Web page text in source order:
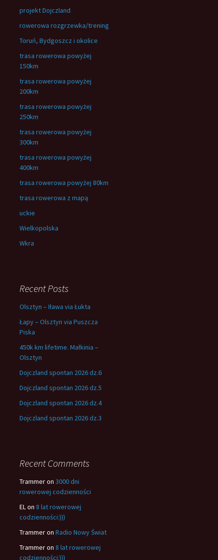
projekt Dojczland
rowerowa rozgrzewka/trening
Toruń, Bydgoszcz i okolice
trasa rowerowa powyżej
150km
trasa rowerowa powyżej
200km
trasa rowerowa powyżej
250km
trasa rowerowa powyżej
300km
trasa rowerowa powyżej
400km
trasa rowerowa powyżej 80km
trasa rowerowa z mapą
uckie
Wielkopolska
Wkra
Recent Posts
Olsztyn – Iława via Łukta
Łapy – Olsztyn via Puszcza
Piska
450k km lifetime. Małkinia –
Olsztyn
Dojczland spontan 2026 dz.6
Dojczland spontan 2026 dz.5
Dojczland spontan 2026 dz.4
Dojczland spontan 2026 dz.3
Recent Comments
Trammeron 3000 dni
rowerowej codzienności
ELon 8 lat rowerowej
codzienności:)))
Trammeron Radio Nowy Świat
Trammeron 8 lat rowerowej
codzienności:)))